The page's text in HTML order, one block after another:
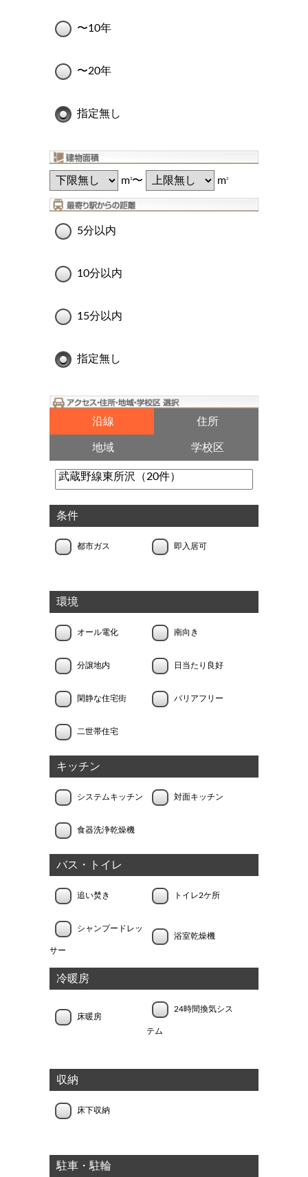
〜10年
〜20年
指定無し
m2〜 m2
5分以内
10分以内
15分以内
指定無し
沿線 住所
地域 学校区
条件
都市ガス 即入居可
環境
オール電化 南向き
分譲地内 日当たり良好
閑静な住宅街 バリアフリー
二世帯住宅
キッチン
システムキッチン 対面キッチン
食器洗浄乾燥機
バス・トイレ
追い焚き トイレ2ケ所
シャンプードレッ
サー
浴室乾燥機
冷暖房
床暖房
24時間換気シス
テム
収納
床下収納
駐車・駐輪